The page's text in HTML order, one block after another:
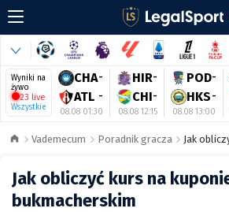
Wyniki na
żywo
23 live
Wszystkie
CHA-
ATL -
08.08 01:30
HIR-
CHI-
08.08 12:15
POD-
HKS-
08.08 13:00
Vademecum Poradnik gracza Jak
Jak obliczyć kurs na
bukmacherskim